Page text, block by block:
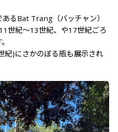
るBat Trang（バッチャン）
世紀～13世紀、や17世紀ごろ
紀)にさかのぼる瓶も展示され